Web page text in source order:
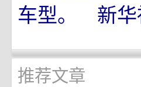
车型。 新华
推荐文章